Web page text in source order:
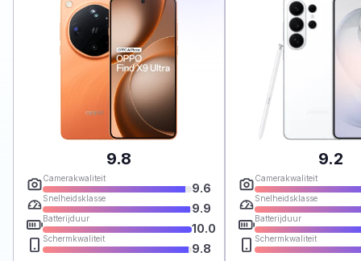
9.8
Camerakwaliteit
9.6
Snelheidsklasse
9.9
Batterijduur
10.0
Schermkwaliteit
9.8
9.2
Camerakwaliteit
Snelheidsklasse
Batterijduur
Schermkwaliteit